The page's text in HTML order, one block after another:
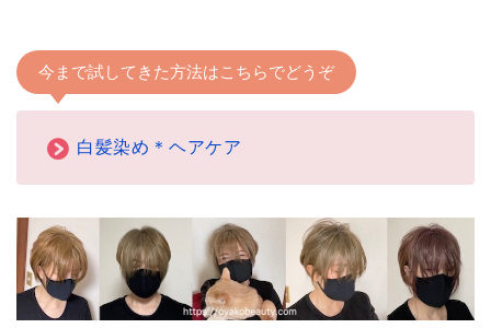
今まで試してきた方法はこちらでどうぞ
白髪染め＊ヘアケア